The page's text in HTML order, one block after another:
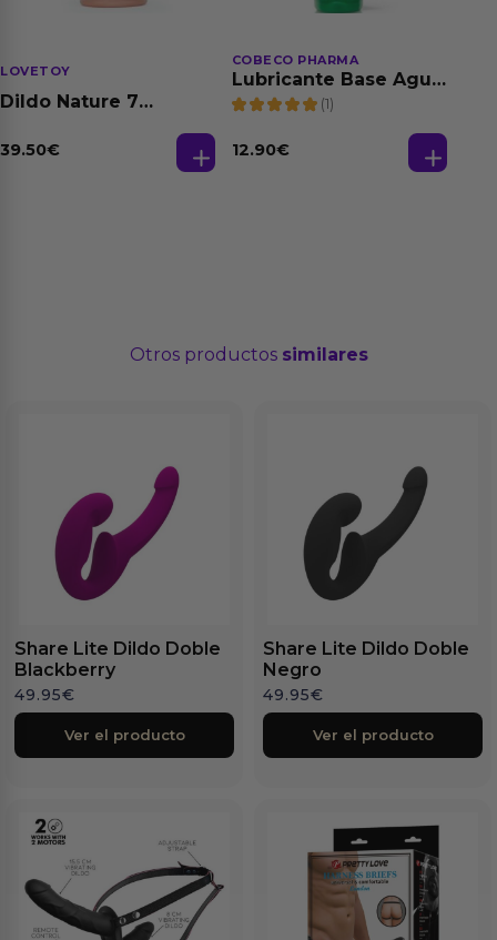
LOVETOY
Dildo Nature 7
39.50€
COBECO PHARMA
Lubricante Base Agua
100% Natural 125 ml
(1)
12.90€
Otros productos similares
Share Lite Dildo Doble
Blackberry
49.95€
Ver el producto
Share Lite Dildo Doble
Negro
49.95€
Ver el producto